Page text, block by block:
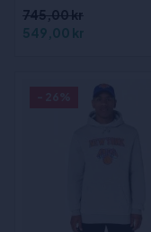
745,00 kr
549,00 kr